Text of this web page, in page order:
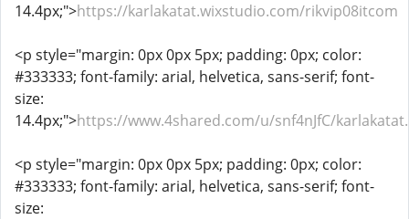
14.4px;">https://karlakatat.wixstudio.com/rikvip08itcom
<p style="margin: 0px 0px 5px; padding: 0px; color:
#333333; font-family: arial, helvetica, sans-serif; font-
size:
14.4px;">https://www.4shared.com/u/snf4nJfC/
<p style="margin: 0px 0px 5px; padding: 0px; color:
#333333; font-family: arial, helvetica, sans-serif; font-
size: